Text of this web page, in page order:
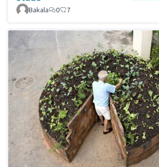
Bakala
0 7